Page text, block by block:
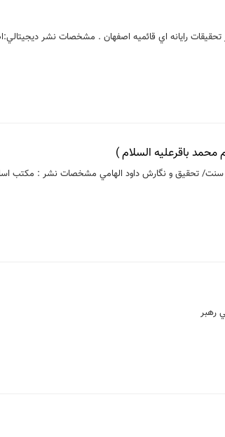
تحقيقات رايانه اي قائميه اصفهان . مشخصات نشر
باقرعلیه السلام )
تحقيق و نگارش داود الهامي مشخصات نشر : مكتب اسلام،
رهبر